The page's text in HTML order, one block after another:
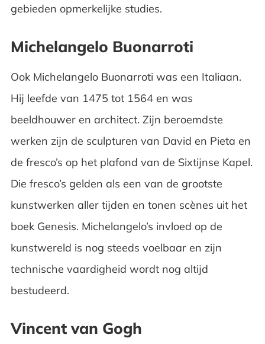
gebieden opmerkelijke studies.
Michelangelo Buonarroti
Ook Michelangelo Buonarroti was een Italiaan.
Hij leefde van 1475 tot 1564 en was
beeldhouwer en architect. Zijn beroemdste
werken zijn de sculpturen van David en Pieta en
de fresco’s op het plafond van de Sixtijnse Kapel.
Die fresco’s gelden als een van de grootste
kunstwerken aller tijden en tonen scènes uit het
boek Genesis. Michelangelo’s invloed op de
kunstwereld is nog steeds voelbaar en zijn
technische vaardigheid wordt nog altijd
bestudeerd.
Vincent van Gogh